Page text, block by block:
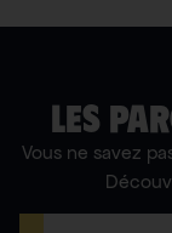
canicule
LES
Vous ne savez